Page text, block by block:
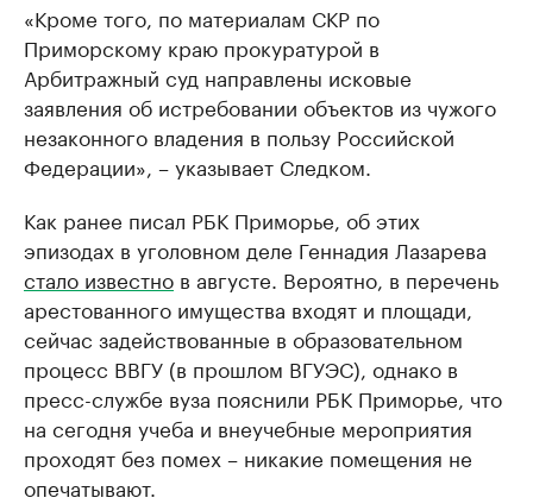
«Кроме того, по материалам СКР по
Приморскому краю прокуратурой в
Арбитражный суд направлены исковые
заявления об истребовании объектов из чужого
незаконного владения в пользу Российской
Федерации», – указывает Следком.
Как ранее писал РБК Приморье, об этих
эпизодах в уголовном деле Геннадия Лазарева
стало известно в августе. Вероятно, в перечень
арестованного имущества входят и площади,
сейчас задействованные в образовательном
процесс ВВГУ (в прошлом ВГУЭС), однако в
пресс-службе вуза пояснили РБК Приморье, что
на сегодня учеба и внеучебные мероприятия
проходят без помех – никакие помещения не
опечатывают.